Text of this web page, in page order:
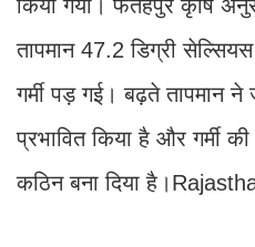
किया गया। फतेहपुर कृषि
तापमान 47.2 डिग्री
गर्मी पड़ गई। बढ़ते तापमान
प्रभावित किया है और गर्मी
कठिन बना दिया